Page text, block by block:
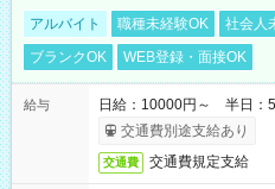
アルバイト 職種未経験OK 社会人
ブランクOK
WEB登録・面接OK
給与
日給：10000円～ 半日：
交通費別途支給あり
交通費 交通費規定支給